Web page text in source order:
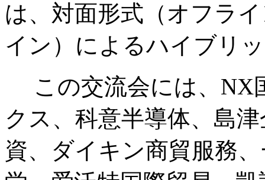
は、対面形式（オフラ
イン）によるハイブリ
この交流会には、
クス、科意半導体、島
資、ダイキン商貿服務